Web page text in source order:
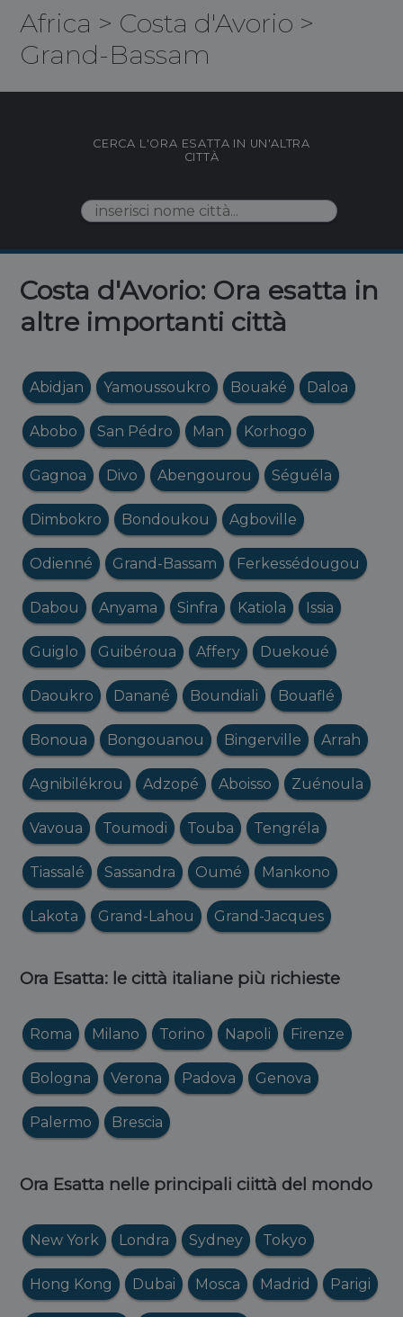
Africa > Costa d'Avorio >
Grand-Bassam
CERCA L'ORA ESATTA IN UN'ALTRA
CITTÀ
Costa d'Avorio: Ora esatta in
altre importanti città
Abidjan Yamoussoukro Bouaké Daloa
Abobo San Pédro Man Korhogo
Gagnoa Divo Abengourou Séguéla
Dimbokro Bondoukou Agboville
Odienné Grand-Bassam Ferkessédougou
Dabou Anyama Sinfra Katiola Issia
Guiglo Guibéroua Affery Duekoué
Daoukro Danané Boundiali Bouaflé
Bonoua Bongouanou Bingerville Arrah
Agnibilékrou Adzopé Aboisso Zuénoula
Vavoua Toumodi Touba Tengréla
Tiassalé Sassandra Oumé Mankono
Lakota Grand-Lahou Grand-Jacques
Ora Esatta: le città italiane più richieste
Roma Milano Torino Napoli Firenze
Bologna Verona Padova Genova
Palermo Brescia
Ora Esatta nelle principali ciittà del mondo
New York Londra Sydney Tokyo
Hong Kong Dubai Mosca Madrid Parigi